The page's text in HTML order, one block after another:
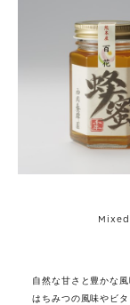
自然な甘さと豊かな
はちみつの風味やビ